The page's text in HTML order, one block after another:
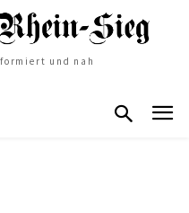
und nah